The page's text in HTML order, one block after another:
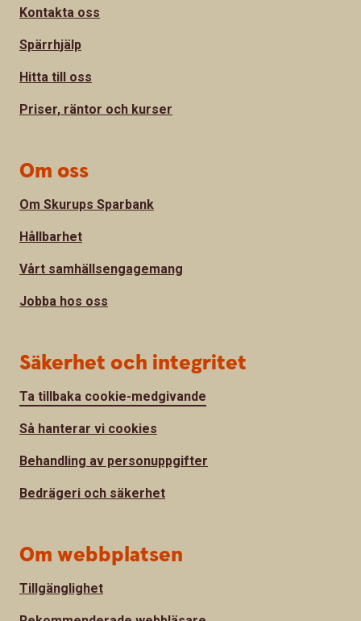
Kontakta oss
Spärrhjälp
Hitta till oss
Priser, räntor och kurser
Om oss
Om Skurups Sparbank
Hållbarhet
Vårt samhällsengagemang
Jobba hos oss
Säkerhet och integritet
Ta tillbaka cookie-medgivande
Så hanterar vi cookies
Behandling av personuppgifter
Bedrägeri och säkerhet
Om webbplatsen
Tillgänglighet